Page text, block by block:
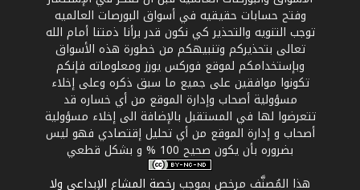
وفتح حسابات حقيقيه في أسواق البورصات العالميه
توجب التنويه والتحذير كي نكون قدر برأنا ذمتنا أمام الله
تعالى بتحذيركم وتنبيهكم من خطورة هذه الأسواق
وبإستخدامكم لموقع فوركس يورز ومعلوماته فإنكم
تكونوا موافقين على جميع ما سبق ذكره وعلى إخلاء
مسؤولية أصحاب وإدارة الموقع من أي خساره قد
تتعرضوا لها في المستقبل بالإضافة الى إخلاء مسؤولية
أصحاب و إدارة الموقع من أي تحليل إقتصادي فهو ليس
بضروره بأن يكون صحيح 100 % و بشكل قطعي
هذا المُصنَّف مرخص بموجب رخصة المشاع الإبداعي ولا